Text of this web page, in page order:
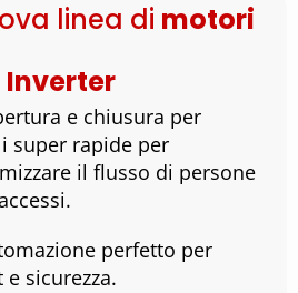
linea di motori
Inverter
e chiusura per
super rapide per
il flusso di persone
perfetto per
sicurezza.